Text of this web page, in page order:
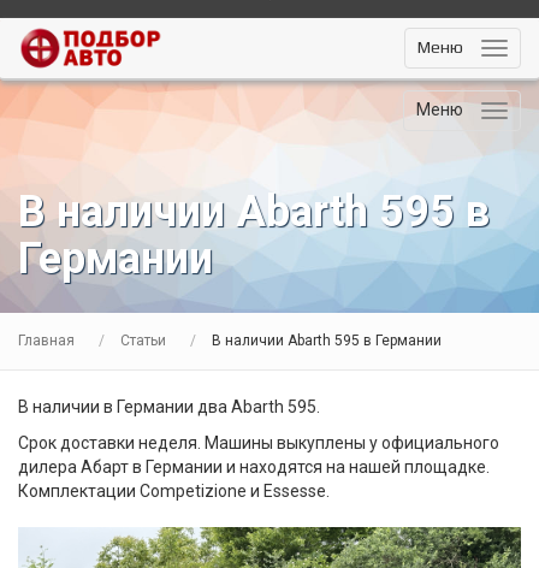
Меню
Меню
В наличии Abarth 595 в
Германии
Главная Статьи В наличии Abarth 595 в Германии
В наличии в Германии два Abarth 595.
Срок доставки неделя. Машины выкуплены у официального
дилера Абарт в Германии и находятся на нашей площадке. ​
Комплектации Competizione и Essesse.